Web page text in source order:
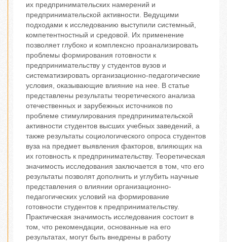
их предпринимательских намерений и
предпринимательской активности. Ведущими
подходами к исследованию выступили системный,
компетентностный и средовой. Их применение
позволяет глубоко и комплексно проанализировать
проблемы формирования готовности к
предпринимательству у студентов вузов и
систематизировать организационно-педагогические
условия, оказывающие влияние на нее. В статье
представлены результаты теоретического анализа
отечественных и зарубежных источников по
проблеме стимулирования предпринимательской
активности студентов высших учебных заведений, а
также результаты социологического опроса студентов
вуза на предмет выявления факторов, влияющих на
их готовность к предпринимательству. Теоретическая
значимость исследования заключается в том, что его
результаты позволят дополнить и углубить научные
представления о влиянии организационно-
педагогических условий на формирование
готовности студентов к предпринимательству.
Практическая значимость исследования состоит в
том, что рекомендации, основанные на его
результатах, могут быть внедрены в работу